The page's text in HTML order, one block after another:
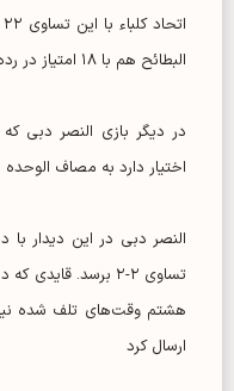
البطائح هم با ۱۸ امتیاز در رده سیزدهم است.
در دیگر بازی النصر دبی
اختیار دارد به مصاف
النصر دبی در این دیدار
هشتم وقت‌های تلف شده
ارسال کرد